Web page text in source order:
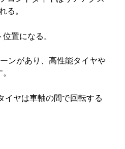
る。
置になる。
ンがあり、高性能タイヤや
イヤは車軸の間で回転する